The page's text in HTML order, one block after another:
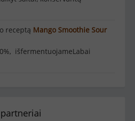
receptą Mango Smoothie Sour
išfermentuojameLabai